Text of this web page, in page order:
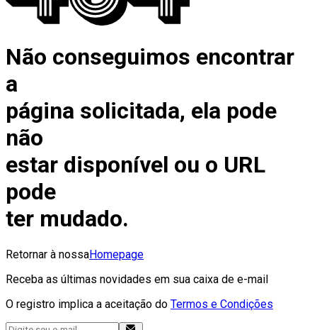
Não conseguimos encontrar
a
página solicitada, ela pode
não
estar disponível ou o URL
pode
ter mudado.
Retornar à nossaHomepage
Receba as últimas novidades em sua caixa de e-mail
O registro implica a aceitação do Termos e Condições